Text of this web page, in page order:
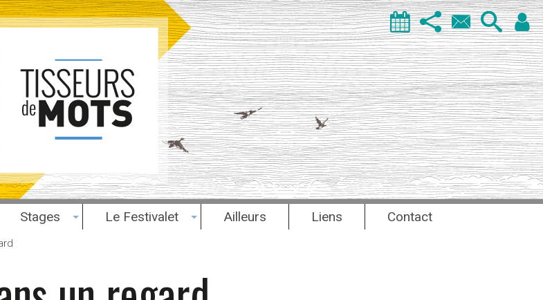
Stages Le Festivalet Ailleurs Liens Contact